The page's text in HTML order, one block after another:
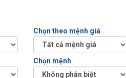
Chọn theo mệnh giá
Chọn mệnh